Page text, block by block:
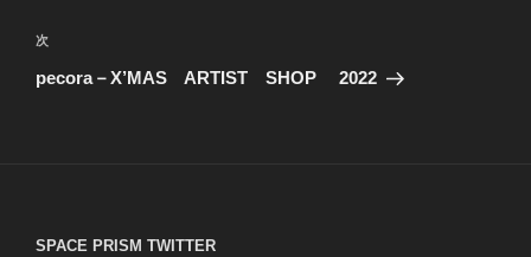
ビ
ゲ
稿
次
の
次
pecora－X’MAS ARTIST SHOP 2022
SPACE PRISM TWITTER